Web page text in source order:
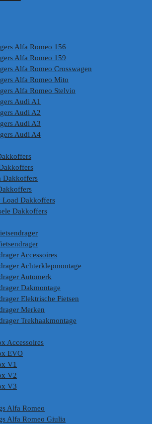
Alfa Romeo 156
Alfa Romeo 159
Alfa Romeo Crosswagen
Alfa Romeo Mito
Alfa Romeo Stelvio
Audi A1
Audi A2
Audi A3
Audi A4
Dakkoffers
Load Dakkoffers
Dakkoffers
Accessoires
Achterklepmontage
Automerk
Dakmontage
Elektrische Fietsen
Merken
Trekhaakmontage
Accessoires
EVO
V1
V2
V3
Alfa Romeo
Alfa Romeo Giulia